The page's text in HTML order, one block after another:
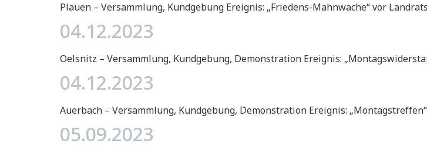
Plauen – Versammlung, Kundgebung Ereignis: „Friedens-Mahnwache“ vor
04.12.2023
Oelsnitz – Versammlung, Kundgebung, Demonstration Ereignis:
04.12.2023
Auerbach – Versammlung, Kundgebung, Demonstration Ereignis:
05.09.2023